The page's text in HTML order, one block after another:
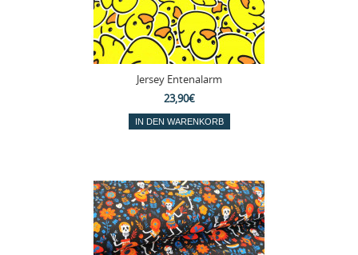
Jersey Entenalarm
23,90€